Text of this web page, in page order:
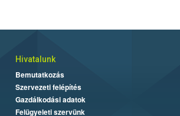
Hivatalunk
Bemutatkozás
Szervezeti felépítés
Gazdálkodási adatok
Felügyeleti szervünk